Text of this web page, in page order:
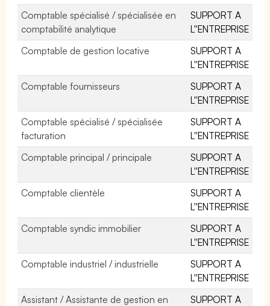
Comptable spécialisé / spécialisée en
comptabilité analytique
SUPPORT A
L''ENTREPRISE
Comptable de gestion locative
SUPPORT A
L''ENTREPRISE
Comptable fournisseurs
SUPPORT A
L''ENTREPRISE
Comptable spécialisé / spécialisée
facturation
SUPPORT A
L''ENTREPRISE
Comptable principal / principale
SUPPORT A
L''ENTREPRISE
Comptable clientèle
SUPPORT A
L''ENTREPRISE
Comptable syndic immobilier
SUPPORT A
L''ENTREPRISE
Comptable industriel / industrielle
SUPPORT A
L''ENTREPRISE
Assistant / Assistante de gestion en
SUPPORT A